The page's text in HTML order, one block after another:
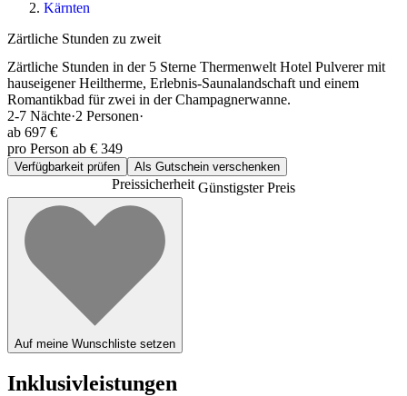
Kärnten
Zärtliche Stunden zu zweit
Zärtliche Stunden in der 5 Sterne Thermenwelt Hotel Pulverer mit
hauseigener Heiltherme, Erlebnis-Saunalandschaft und einem
Romantikbad für zwei in der Champagnerwanne.
2-7 Nächte·2 Personen·
ab 697 €
pro Person ab € 349
Verfügbarkeit prüfen Als Gutschein verschenken
PreissicherheitGünstigster Preis
Auf meine Wunschliste setzen
Inklusivleistungen